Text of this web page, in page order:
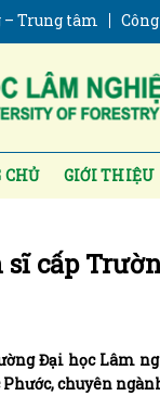
– Trung tâm
CHỦ GIỚI THIỆU
sĩ cấp
Đại học Lâm
chuyên